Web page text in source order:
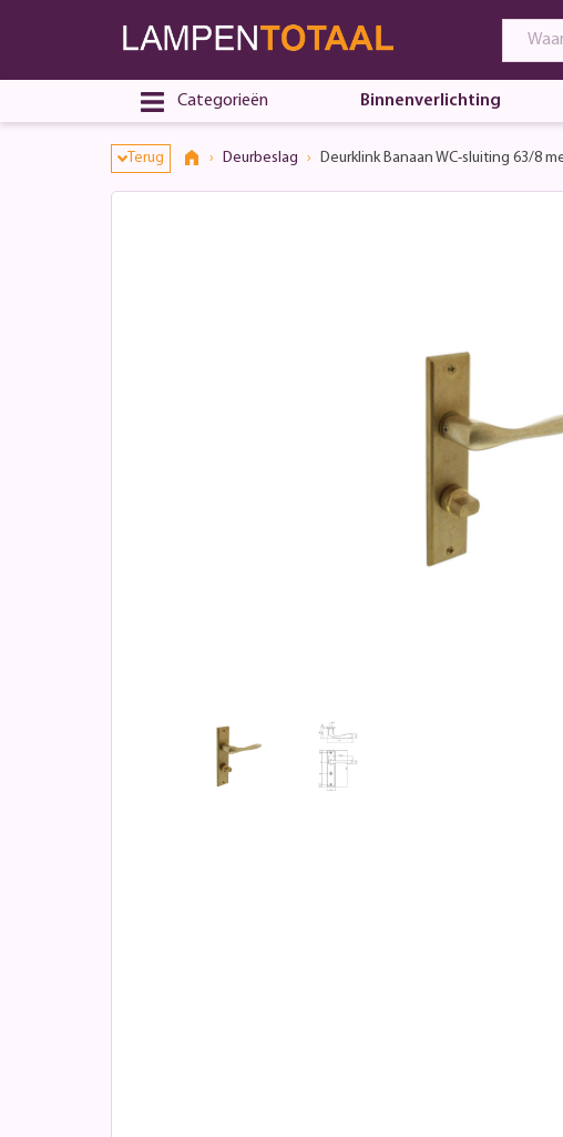
Categorieën Binnenverlichting
Terug Deurbeslag Deurklink Banaan WC-sluiting 63/8